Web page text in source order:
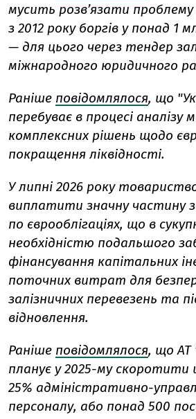
мусить розв’язати
з 2012 року боргів у понад 1
— для цього через тендер
міжнародного юридичного
Раніше повідомлялося, що
перебуває в процесі аналізу
комплексних рішень щодо
покращення ліквідності.
У липні 2026 року
виплатити значну частину
по єврооблігаціях, що в
необхідністю подальшого
фінансування капітальних
поточних витрат для
залізничних перевезень та
відновлення.
Раніше повідомлялося, що АТ
планує у 2025-му
25% адміністративно-
персоналу, або понад 500